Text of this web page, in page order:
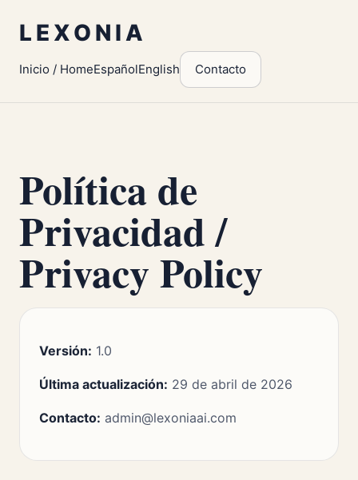
LEXONIA
Inicio / HomeEspañolEnglish Contacto
Política de
Privacidad /
Privacy Policy
Versión: 1.0
Última actualización: 29 de abril de 2026
Contacto: admin@lexoniaai.com